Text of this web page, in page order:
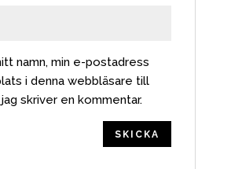
namn, min e-postadress
i denna webbläsare till
skriver en kommentar.